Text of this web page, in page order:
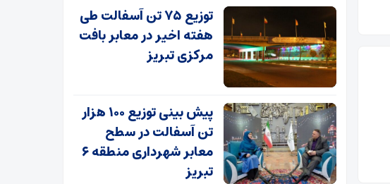
توزیع ۷۵ تن آسفالت طی
هفته اخیر در معابر بافت
مرکزی تبریز
پیش بینی توزیع ۱۰۰ هزار
تن آسفالت در سطح
معابر شهرداری منطقه ۶
تبریز